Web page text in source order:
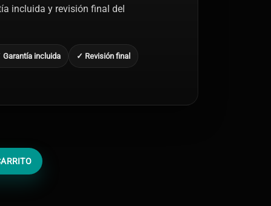
incluida y revisión final del
Garantía incluida ✓ Revisión final